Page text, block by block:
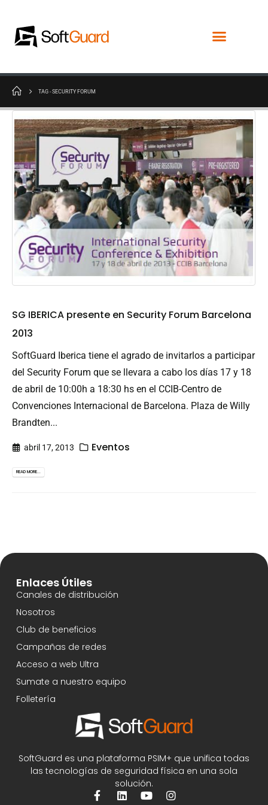
TAG -SECURITY FORUM
SG IBERICA presente en Security Forum Barcelona
2013
SoftGuard Iberica tiene el agrado de invitarlos a participar
del Security Forum que se llevara a cabo los días 17 y 18
de abril de 10:00h a 18:30 hs en el CCIB-Centro de
Convenciones Internacional de Barcelona. Plaza de Willy
Brandten...
abril 17, 2013 Eventos
READ MORE...
SoftGuard es una plataforma PSIM+ que unifica todas
las tecnologías de seguridad física en una sola
solución.
Enlaces Útiles
Canales de distribución
Nosotros
Club de beneficios
Campañas de redes
Acceso a web Ultra
Sumate a nuestro equipo
Folletería